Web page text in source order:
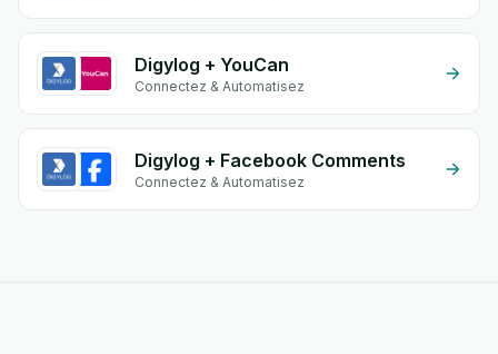
Digylog + YouCan
Connectez & Automatisez
Digylog + Facebook Comments
Connectez & Automatisez